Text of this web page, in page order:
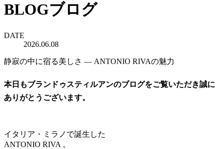
BLOGブログ
DATE
2026.06.08
静寂の中に宿る美しさ ― ANTONIO RIVAの魅力
本日もブランドゥスティルアンのブログをご覧いただき誠に
ありがとうございます。
イタリア・ミラノで誕生した
ANTONIO RIVA 。